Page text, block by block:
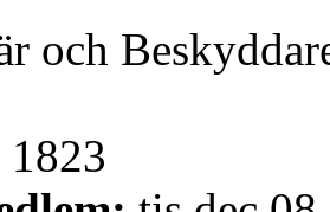
och
1823